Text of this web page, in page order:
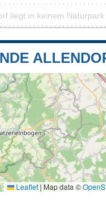
liegt in keinem Naturpark
Leaflet | Map data ©